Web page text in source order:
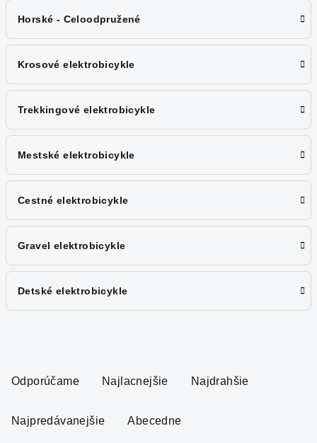
Horské - Celoodpružené
Krosové elektrobicykle
Trekkingové elektrobicykle
Mestské elektrobicykle
Cestné elektrobicykle
Gravel elektrobicykle
Detské elektrobicykle
Odporúčame Najlacnejšie Najdrahšie
Najpredávanejšie Abecedne